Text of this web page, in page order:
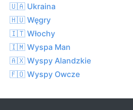
🇺🇦 Ukraina
🇭🇺 Węgry
🇮🇹 Włochy
🇮🇲 Wyspa Man
🇦🇽 Wyspy Alandzkie
🇫🇴 Wyspy Owcze